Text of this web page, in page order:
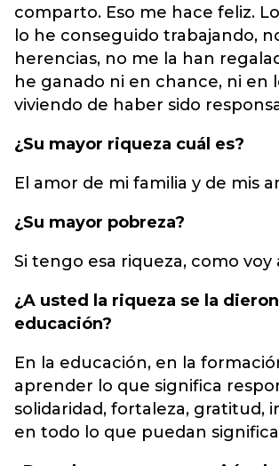
comparto. Eso me hace feliz.
lo he conseguido trabajando,
herencias, no me la han
he ganado ni en chance, ni en
viviendo de haber sido
¿Su mayor riqueza cuál es?
El amor de mi familia y de mis
¿Su mayor pobreza?
Si tengo esa riqueza, como voy
¿A usted la riqueza se la
educación?
En la educación, en la
aprender lo que significa
solidaridad, fortaleza, gratitud,
en todo lo que puedan